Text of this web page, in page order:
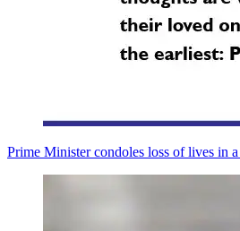
Prime Minister condoles loss of lives in